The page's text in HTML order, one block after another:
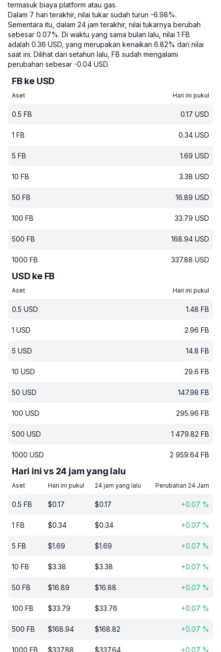
termasuk biaya platform atau gas.
Dalam 7 hari terakhir, nilai tukar sudah turun -6.98%.
Sementara itu, dalam 24 jam terakhir, nilai tukarnya berubah
sebesar 0.07%. Di waktu yang sama bulan lalu, nilai 1 FB
adalah 0.36 USD, yang merupakan kenaikan 6.82% dari nilai
saat ini. Dilihat dari setahun lalu, FB sudah mengalami
perubahan sebesar -0.04 USD.
FB ke USD
Aset Hari ini pukul
0.5 FB 0.17 USD
1 FB 0.34 USD
5 FB 1.69 USD
10 FB 3.38 USD
50 FB 16.89 USD
100 FB 33.79 USD
500 FB 168.94 USD
1000 FB 337.88 USD
USD ke FB
Aset Hari ini pukul
0.5 USD 1.48 FB
1 USD 2.96 FB
5 USD 14.8 FB
10 USD 29.6 FB
50 USD 147.98 FB
100 USD 295.96 FB
500 USD 1 479.82 FB
1000 USD 2 959.64 FB
Hari ini vs 24 jam yang lalu
Aset Hari ini pukul 24 jam yang lalu Perubahan 24 Jam
0.5 FB $0.17 $0.17 +0.07 %
1 FB $0.34 $0.34 +0.07 %
5 FB $1.69 $1.69 +0.07 %
10 FB $3.38 $3.38 +0.07 %
50 FB $16.89 $16.88 +0.07 %
100 FB $33.79 $33.76 +0.07 %
500 FB $168.94 $168.82 +0.07 %
1000 FB $337.88 $337.64 +0.07 %